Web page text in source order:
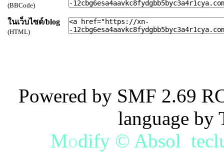
(BBCode)
ในเว็บไซด์/blog
(HTML)
Powered by SMF 2.69
language
Modify © Absol tecl